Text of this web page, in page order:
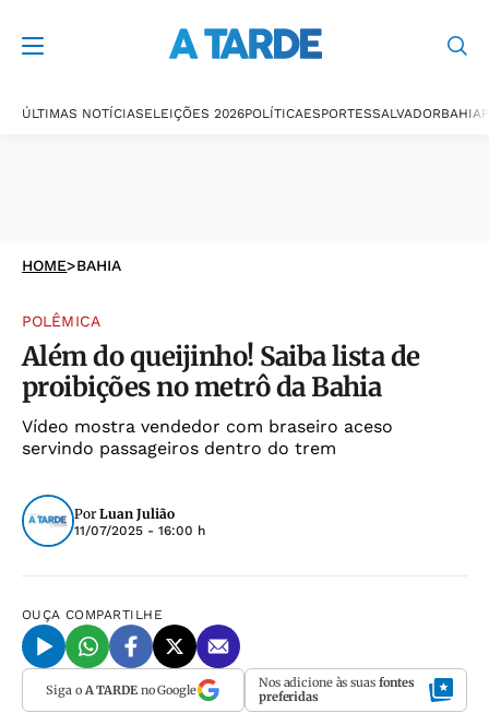
ÚLTIMAS NOTÍCIASELEIÇÕES 2026POLÍTICAESPORTESSALVADORBAHIA
HOME>BAHIA
POLÊMICA
Além do queijinho! Saiba lista de
proibições no metrô da Bahia
Vídeo mostra vendedor com braseiro aceso
servindo passageiros dentro do trem
Por Luan Julião
11/07/2025 - 16:00 h
OUÇA COMPARTILHE
Siga o A TARDEno Google Nos adicione às suas fontes
preferidas